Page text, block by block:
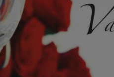
Arrangements